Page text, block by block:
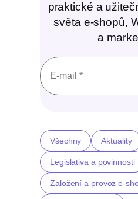
praktické a
světa e-shopů,
a
Všechny Aktuality
Legislativa a povinnosti
Založení a provoz e-